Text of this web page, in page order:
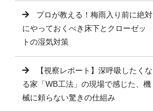
プロが教える！梅雨入り前に絶対
にやっておくべき床下とクローゼッ
トの湿気対策
【視察レポート】深呼吸したくな
る家「WB工法」の現場で感じた、機
械に頼らない驚きの仕組み